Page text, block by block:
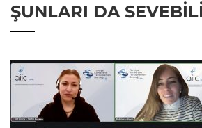
ŞUNLARI DA